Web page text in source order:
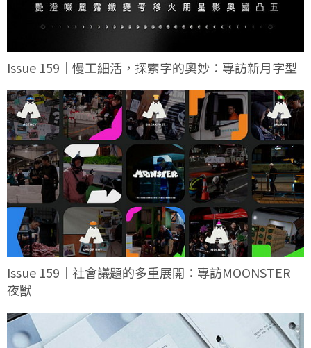
Issue 159｜慢工細活，探索字的奧妙：專訪新月字型
Issue 159｜社會議題的多重展開：專訪MOONSTER
夜獸